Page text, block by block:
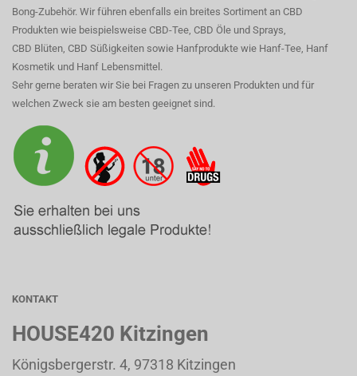
Bong-Zubehör. Wir führen ebenfalls ein breites Sortiment an CBD
Produkten wie beispielsweise CBD-Tee, CBD Öle und Sprays,
CBD Blüten, CBD Süßigkeiten sowie Hanfprodukte wie Hanf-Tee, Hanf
Kosmetik und Hanf Lebensmittel.
Sehr gerne beraten wir Sie bei Fragen zu unseren Produkten und für
welchen Zweck sie am besten geeignet sind.
KONTAKT
HOUSE420 Kitzingen
Königsbergerstr. 4, 97318 Kitzingen